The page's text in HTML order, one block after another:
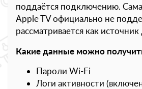
поддаётся подключению.
Apple TV официально не
рассматривается как
Какие данные можно
Пароли Wi-Fi
Логи активности